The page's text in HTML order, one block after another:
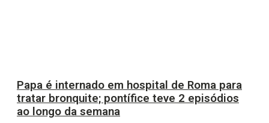
Papa é internado em hospital de Roma para
tratar bronquite; pontífice teve 2 episódios
ao longo da semana